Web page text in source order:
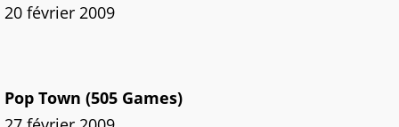
20 février 2009
Pop Town (505 Games)